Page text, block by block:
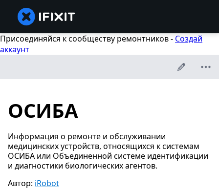
Присоединяйся к сообществу ремонтников - Создай
аккаунт
ОСИБА
Информация о ремонте и обслуживании
медицинских устройств, относящихся к системам
ОСИБА или Объединенной системе идентификации
и диагностики биологических агентов.
Автор: iRobot